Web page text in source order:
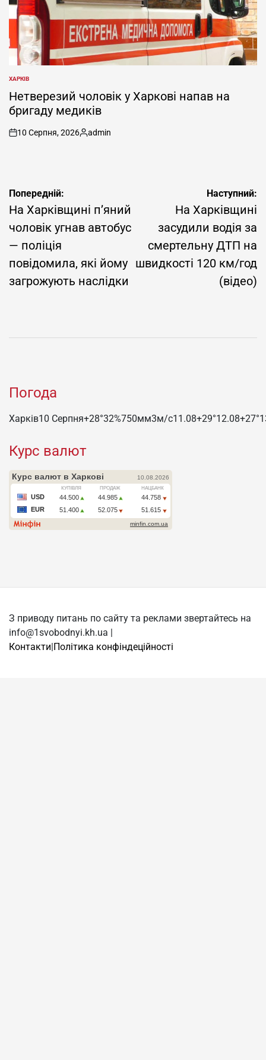
ОПУБЛІКУВАТИ
У
ХАРКІВ
Нетверезий чоловік у Харкові напав на
бригаду медиків
on
10 Серпня, 2026
Опубліковано
admin
Навігація
записів
Попередній:
На Харківщині п’яний
чоловік угнав автобус
— поліція
повідомила, які йому
загрожують наслідки
Наступний:
На Харківщині
засудили водія за
смертельну ДТП на
швидкості 120 км/год
(відео)
Погода
Харків10 Серпня+28°32%750мм3м/c11.08+29°12.08+27°
Курс валют
З приводу питань по сайту та реклами звертайтесь на
info@1svobodnyi.kh.ua |
Контакти|Політика конфіндеційності